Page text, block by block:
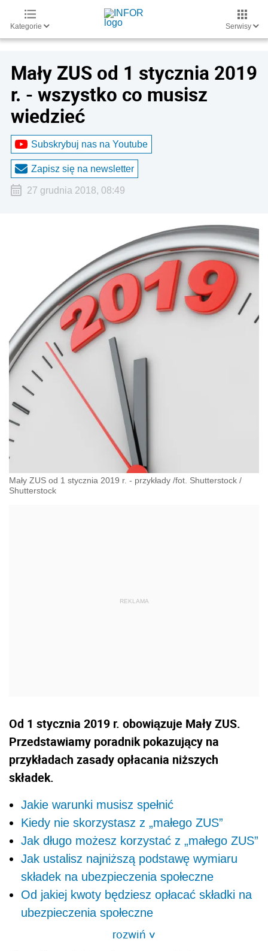
Kategorie Serwisy
Mały ZUS od 1 stycznia 2019
r. - wszystko co musisz
wiedzieć
Subskrybuj nas na Youtube
Zapisz się na newsletter
27 grudnia 2018, 08:49
Mały ZUS od 1 stycznia 2019 r. - przykłady /fot. Shutterstock /
Shutterstock
Od 1 stycznia 2019 r. obowiązuje Mały ZUS.
Przedstawiamy poradnik pokazujący na
przykładach zasady opłacania niższych
składek.
Jakie warunki musisz spełnić
Kiedy nie skorzystasz z „małego ZUS”
Jak długo możesz korzystać z „małego ZUS”
Jak ustalisz najniższą podstawę wymiaru
składek na ubezpieczenia społeczne
Od jakiej kwoty będziesz opłacać składki na
ubezpieczenia społeczne
rozwiń>